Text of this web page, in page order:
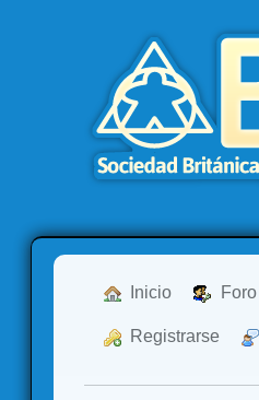
Inicio Foro
Registrarse